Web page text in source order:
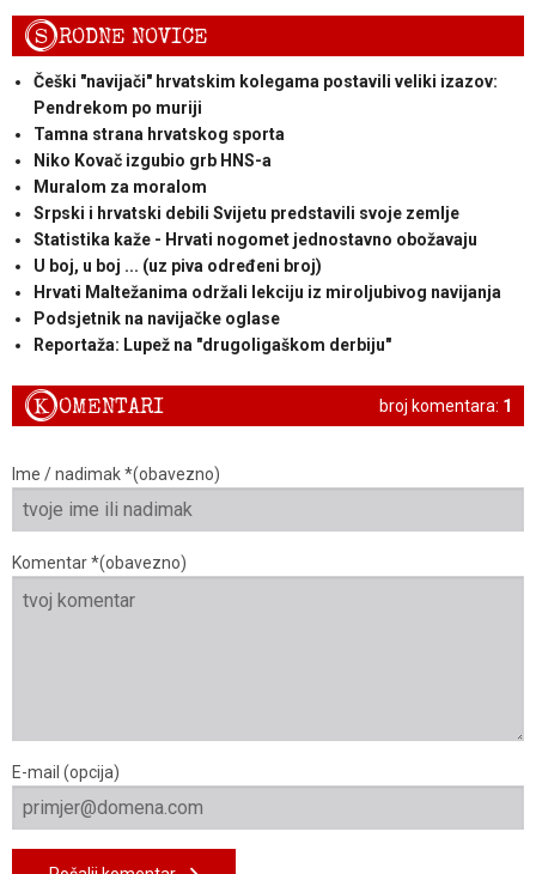
SRODNE NOVICE
Češki "navijači" hrvatskim kolegama postavili veliki izazov:
Pendrekom po muriji
Tamna strana hrvatskog sporta
Niko Kovač izgubio grb HNS-a
Muralom za moralom
Srpski i hrvatski debili Svijetu predstavili svoje zemlje
Statistika kaže - Hrvati nogomet jednostavno obožavaju
U boj, u boj ... (uz piva određeni broj)
Hrvati Maltežanima održali lekciju iz miroljubivog navijanja
Podsjetnik na navijačke oglase
Reportaža: Lupež na "drugoligaškom derbiju"
broj komentara: 1
KOMENTARI
Ime / nadimak *(obavezno)
Komentar *(obavezno)
E-mail (opcija)